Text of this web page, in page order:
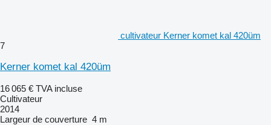
cultivateur Kerner komet kal 420üm
7
Kerner komet kal 420üm
16 065 € TVA incluse
Cultivateur
2014
Largeur de couverture 4 m